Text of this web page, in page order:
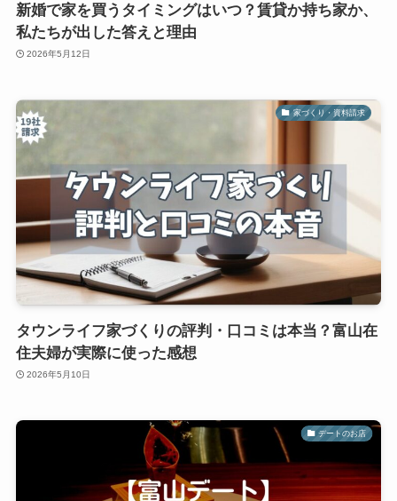
新婚で家を買うタイミングはいつ？賃貸か持ち家か、
私たちが出した答えと理由
2026年5月12日
家づくり・資料請求
タウンライフ家づくりの評判・口コミは本当？富山在
住夫婦が実際に使った感想
2026年5月10日
デートのお店